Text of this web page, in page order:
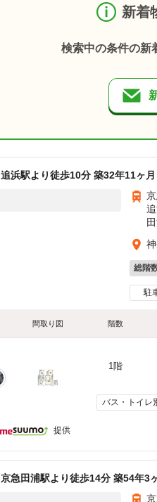
新着
検索中の条件の新
追浜駅より徒歩10分 築32年11ヶ
総階
駐
間取り図 階数
1階
バス・トイレ
提供
京急田浦駅より徒歩14分 築54年3